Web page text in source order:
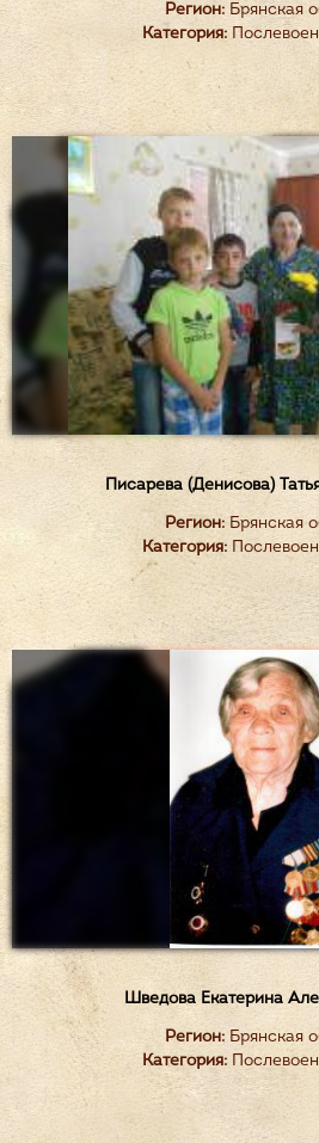
Регион:Брянская
Категория:
Писарева (Денисова)
Регион:Брянская
Категория:
Шведова Екатерина
Регион:Брянская
Категория: